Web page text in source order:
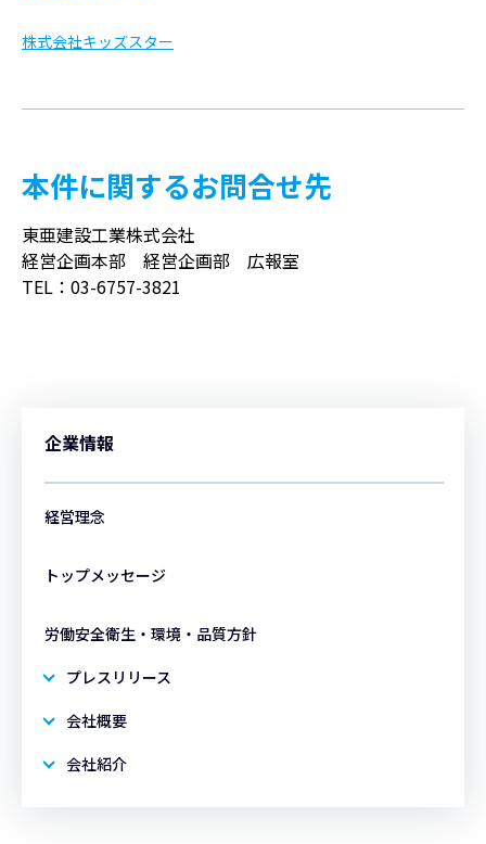
株式会社キッズスター
本件に関するお問合せ先
東亜建設工業株式会社
経営企画本部 経営企画部 広報室
TEL：03-6757-3821
企業情報
経営理念
トップメッセージ
労働安全衛生・環境・品質方針
プレスリリース
会社概要
会社紹介